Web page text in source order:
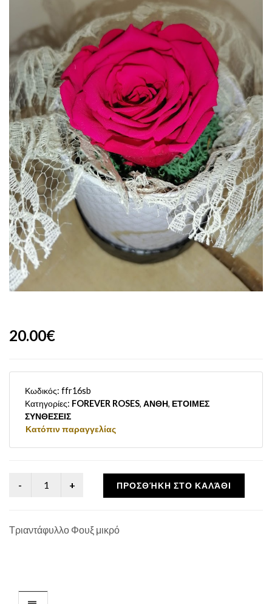
20.00€
Κωδικός: ffr16sb
Κατηγορίες: FOREVER ROSES, ΑΝΘΗ, ΕΤΟΙΜΕΣ
ΣΥΝΘΕΣΕΙΣ
Κατόπιν παραγγελίας
ΠΡΟΣΘΉΚΗ ΣΤΟ ΚΑΛΆΘΙ
Τριαντάφυλλο Φουξ μικρό